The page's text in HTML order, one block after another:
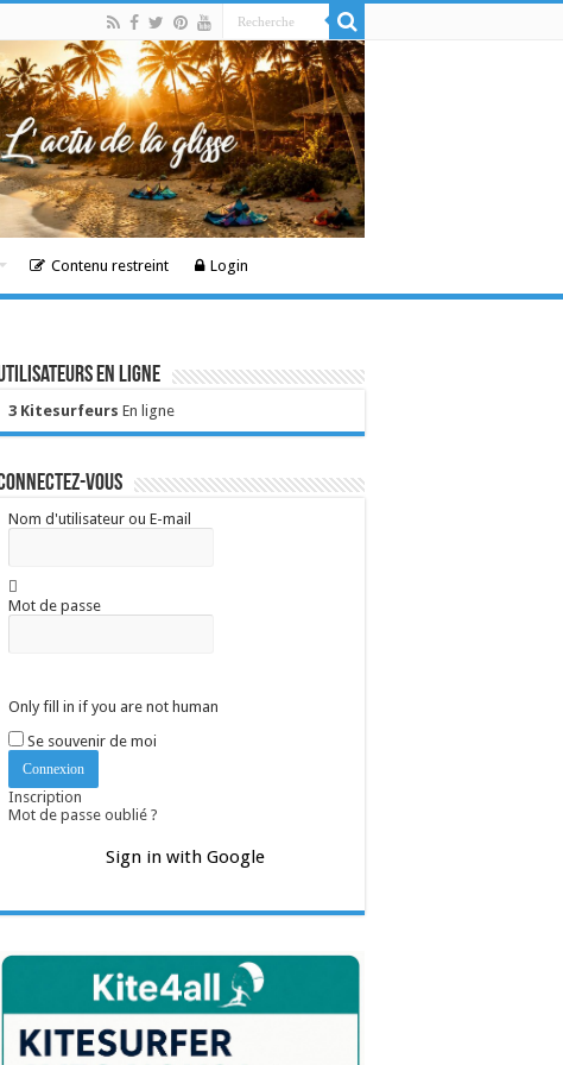
Contenu restreint Login
en ligne
3 Kitesurfeurs En ligne
vous
Nom d'utilisateur ou E-mail
Mot de passe
Only fill in if you are not human
Se souvenir de moi
Inscription
Mot de passe oublié ?
Sign in with Google